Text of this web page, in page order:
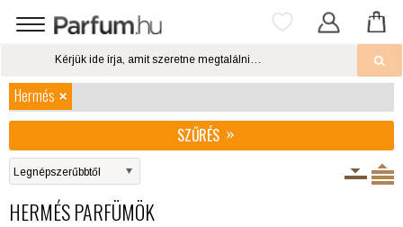
Hermés
SZŰRÉS
HERMÉS PARFÜMÖK